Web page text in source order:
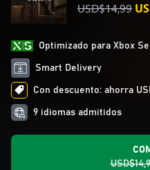
USD$14,99
Optimizado para Xbox
Smart Delivery
Con descuento: ahorra
9 idiomas admitidos